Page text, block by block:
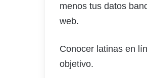
menos tus datos
web.
Conocer latinas en
objetivo.